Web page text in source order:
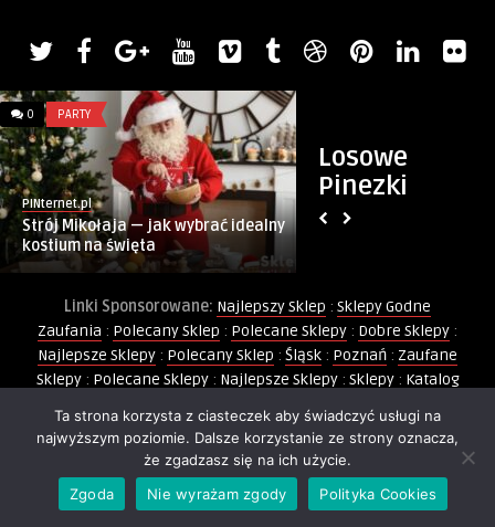
Losowe
Pinezki
0 PARTY
PINternet.pl
Strój Mikołaja — jak wybrać idealny
kostium na święta
Linki Sponsorowane: Najlepszy Sklep : Sklepy Godne
Zaufania : Polecany Sklep : Polecane Sklepy : Dobre Sklepy :
Najlepsze Sklepy : Polecany Sklep : Śląsk : Poznań : Zaufane
Sklepy: Polecane Sklepy: Najlepsze Sklepy: Sklepy: Katalog
Polecane Sklepy
: Sklep Godny Zaufania Zaufany Sklep
Sklep Świętego Mikołaja
: Strój Mikołaja Trójmiasto
Wiadomości Lokalne:Party Shop:Warszawa:Rumia:Bańki
Mydlane:Balony: Balony Foliowe: Kurs Animatora Zabaw
Ta strona korzysta z ciasteczek aby świadczyć usługi na
najwyższym poziomie. Dalsze korzystanie ze strony oznacza,
że zgadzasz się na ich użycie.
Zgoda
Nie wyrażam zgody Polityka Cookies